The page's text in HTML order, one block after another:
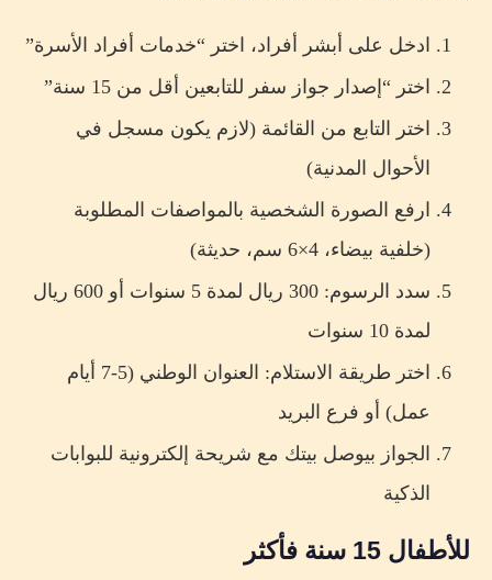
ادخل على أبشر أفراد، اختر “خدمات أفراد الأسرة”
اختر “إصدار جواز سفر للتابعين أقل من 15 سنة”
اختر التابع من القائمة (لازم يكون مسجل في
الأحوال المدنية)
ارفع الصورة الشخصية بالمواصفات المطلوبة
(خلفية بيضاء، 4×6 سم، حديثة)
سدد الرسوم: 300 ريال لمدة 5 سنوات أو 600 ريال
لمدة 10 سنوات
اختر طريقة الاستلام: العنوان الوطني (5-7 أيام
عمل) أو فرع البريد
الجواز بيوصل بيتك مع شريحة إلكترونية للبوابات
الذكية
للأطفال 15 سنة فأكثر